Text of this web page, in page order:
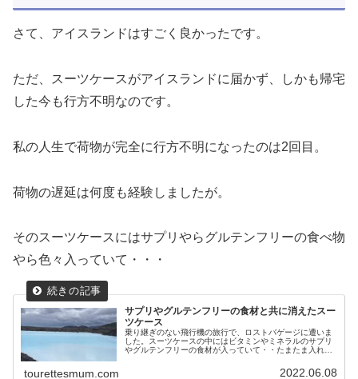
さて、アイスランドはすごく良かったです。
ただ、スーツケースがアイスランドに届かず、しかも帰宅
した今も行方不明なのです。
私の人生で荷物が完全に行方不明になったのは2回目。
荷物の遅延は何度も経験しましたが。
そのスーツケースにはサプリやらグルテンフリーの食べ物
やら色々入っていて・・・
サプリやグルテンフリーの食材と共に消えたスー
ツケース
乗り継ぎのない飛行機の旅行で、ロストバゲージに遭いま
した。スーツケースの中にはビタミンやミネラルのサプリ
やグルテンフリーの食材が入っていて・・たまたま入れて
tourettesmum.com 2022.06.08